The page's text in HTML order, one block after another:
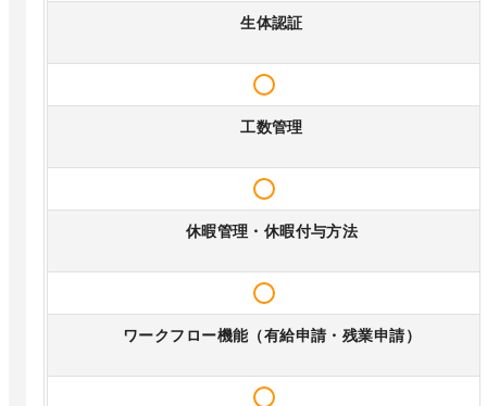
生体認証
工数管理
休暇管理・休暇付与方法
ワークフロー機能（有給申請・残業申請）